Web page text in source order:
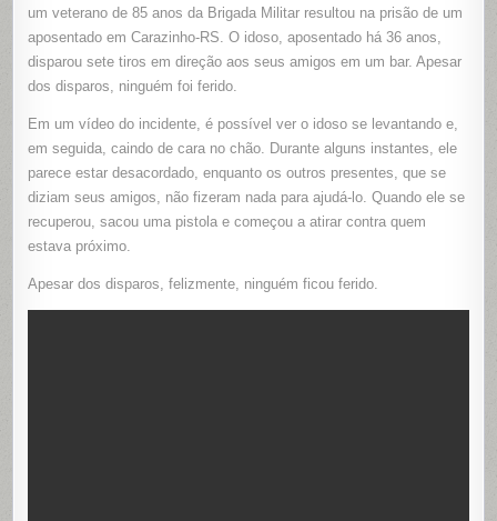
um veterano de 85 anos da Brigada Militar resultou na prisão de um
aposentado em Carazinho-RS. O idoso, aposentado há 36 anos,
disparou sete tiros em direção aos seus amigos em um bar. Apesar
dos disparos, ninguém foi ferido.
Em um vídeo do incidente, é possível ver o idoso se levantando e,
em seguida, caindo de cara no chão. Durante alguns instantes, ele
parece estar desacordado, enquanto os outros presentes, que se
diziam seus amigos, não fizeram nada para ajudá-lo. Quando ele se
recuperou, sacou uma pistola e começou a atirar contra quem
estava próximo.
Apesar dos disparos, felizmente, ninguém ficou ferido.